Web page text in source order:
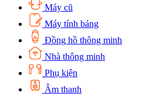
Máy cũ
Máy tính bảng
Đồng hồ thông minh
Nhà thông minh
Phụ kiện
Âm thanh